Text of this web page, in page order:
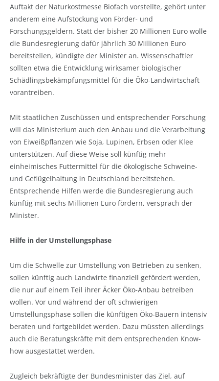
Auftakt der Naturkostmesse Biofach vorstellte, gehört unter
anderem eine Aufstockung von Förder- und
Forschungsgeldern. Statt der bisher 20 Millionen Euro wolle
die Bundesregierung dafür jährlich 30 Millionen Euro
bereitstellen, kündigte der Minister an. Wissenschaftler
sollten etwa die Entwicklung wirksamer biologischer
Schädlingsbekämpfungsmittel für die Öko-Landwirtschaft
vorantreiben.
Mit staatlichen Zuschüssen und entsprechender Forschung
will das Ministerium auch den Anbau und die Verarbeitung
von Eiweißpflanzen wie Soja, Lupinen, Erbsen oder Klee
unterstützen. Auf diese Weise soll künftig mehr
einheimisches Futtermittel für die ökologische Schweine-
und Geflügelhaltung in Deutschland bereitstehen.
Entsprechende Hilfen werde die Bundesregierung auch
künftig mit sechs Millionen Euro fördern, versprach der
Minister.
Hilfe in der Umstellungsphase
Um die Schwelle zur Umstellung von Betrieben zu senken,
sollen künftig auch Landwirte finanziell gefördert werden,
die nur auf einem Teil ihrer Äcker Öko-Anbau betreiben
wollen. Vor und während der oft schwierigen
Umstellungsphase sollen die künftigen Öko-Bauern intensiv
beraten und fortgebildet werden. Dazu müssten allerdings
auch die Beratungskräfte mit dem entsprechenden Know-
how ausgestattet werden.
Zugleich bekräftigte der Bundesminister das Ziel, auf